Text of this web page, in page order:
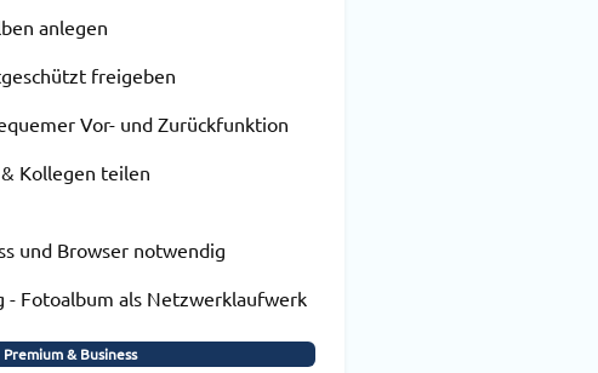
anlegen
freigeben
Vor- und Zurückfunktion
Kollegen teilen
und Browser notwendig
- Fotoalbum als Netzwerklaufwerk
Premium & Business